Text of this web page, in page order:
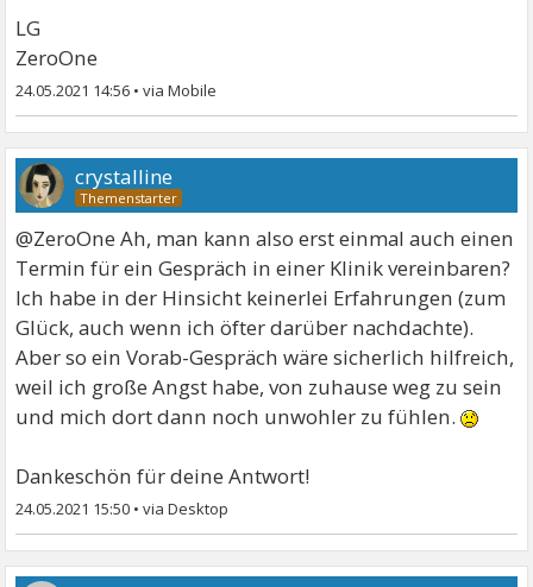
LG
ZeroOne
24.05.2021 14:56 •
crystalline
@ZeroOne Ah, man kann also erst einmal auch einen
Termin für ein Gespräch in einer Klinik vereinbaren?
Ich habe in der Hinsicht keinerlei Erfahrungen (zum
Glück, auch wenn ich öfter darüber nachdachte).
Aber so ein Vorab-Gespräch wäre sicherlich hilfreich,
weil ich große Angst habe, von zuhause weg zu sein
und mich dort dann noch unwohler zu fühlen.
Dankeschön für deine Antwort!
24.05.2021 15:50 •